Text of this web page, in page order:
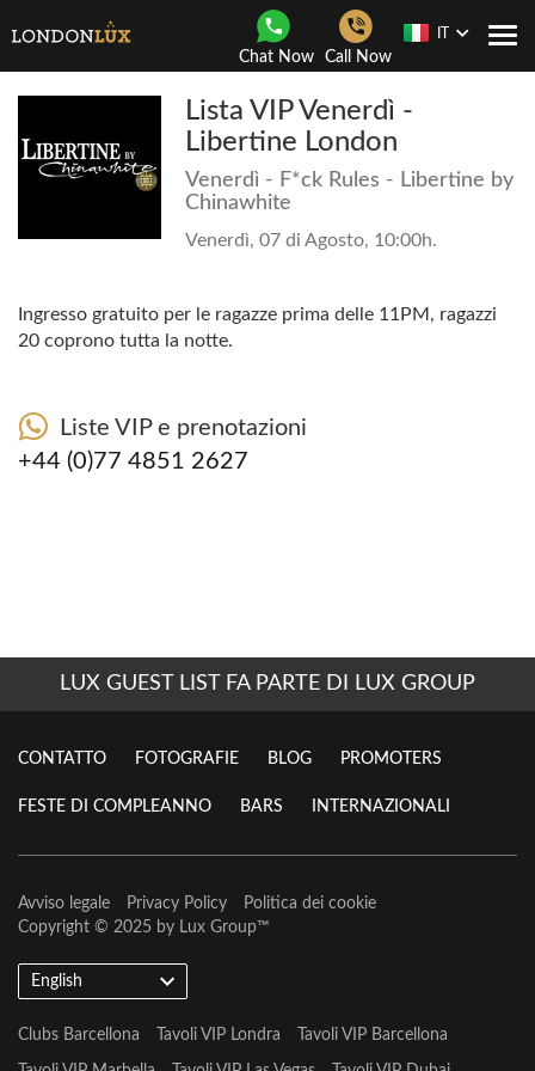
Chat Now Call Now
Lista VIP Venerdì -
Libertine London
Venerdì - F*ck Rules - Libertine by
Chinawhite
Venerdì, 07 di Agosto, 10:00h.
Ingresso gratuito per le ragazze prima delle 11PM, ragazzi
20 coprono tutta la notte.
Liste VIP e prenotazioni
+44 (0)77 4851 2627
LUX GUEST LIST FA PARTE DI LUX GROUP
CONTATTO FOTOGRAFIE BLOG PROMOTERS
FESTE DI COMPLEANNO BARS INTERNAZIONALI
Avviso legale Privacy Policy
Politica dei cookie
Copyright © 2025 by Lux Group™
English
Clubs Barcellona Tavoli VIP Londra Tavoli VIP Barcellona